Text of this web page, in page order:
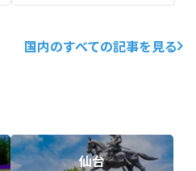
国内のすべての記事を見る
仙台